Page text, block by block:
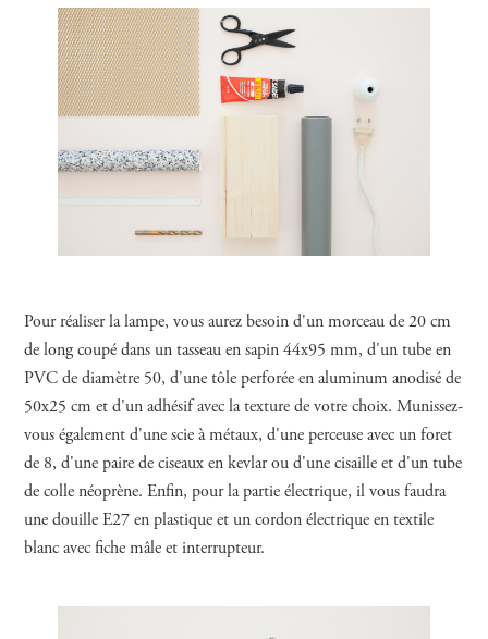
Pour réaliser la lampe, vous aurez besoin d'un morceau de 20 cm
de long coupé dans un tasseau en sapin 44x95 mm, d'un tube en
PVC de diamètre 50, d'une tôle perforée en aluminum anodisé de
50x25 cm et d'un adhésif avec la texture de votre choix. Munissez-
vous également d'une scie à métaux, d'une perceuse avec un foret
de 8, d'une paire de ciseaux en kevlar ou d'une cisaille et d'un tube
de colle néoprène. Enfin, pour la partie électrique, il vous faudra
une douille E27 en plastique et un cordon électrique en textile
blanc avec fiche mâle et interrupteur.